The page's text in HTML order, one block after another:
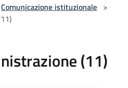
Comunicazione istituzionale >
(11)